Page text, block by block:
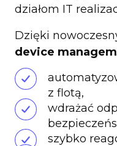
działom IT
Dzięki
device
z flotą,
wdrażać
szybko